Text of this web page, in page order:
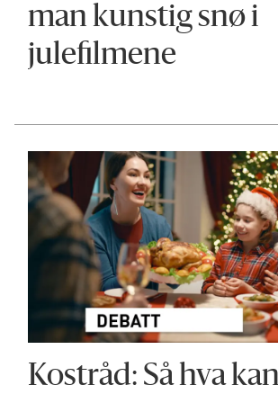
man kunstig snø i
julefilmene
Kostråd: Så hva